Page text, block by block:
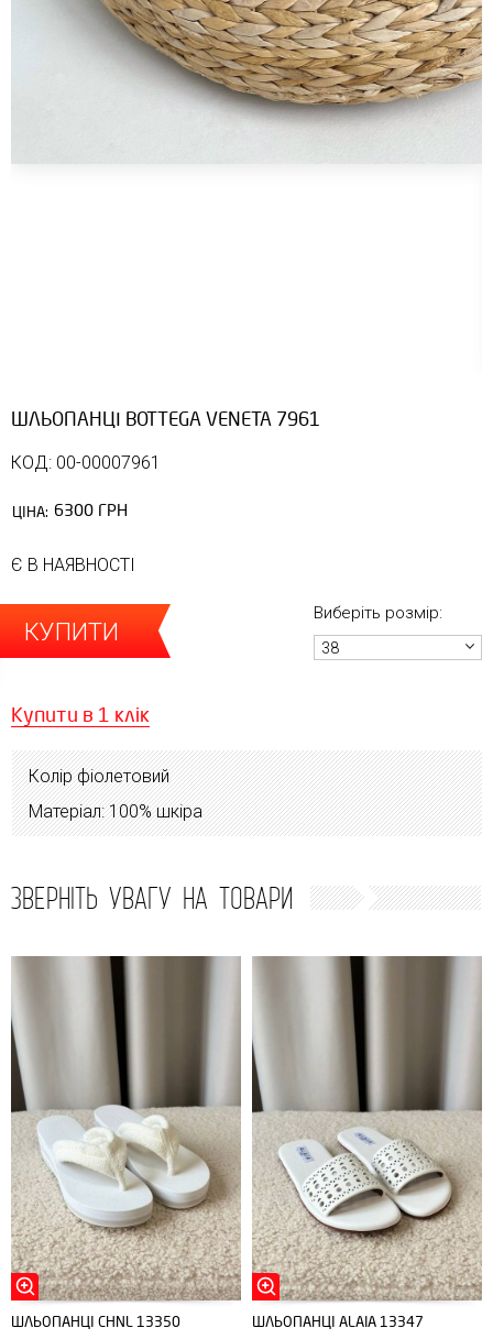
ШЛЬОПАНЦІ BOTTEGA VENETA 7961
КОД: 00-00007961
ЦІНА: 6300 ГРН
Є В НАЯВНОСТІ
КУПИТИ
Виберіть розмір:
38
Купити в 1 клік
Колір фіолетовий
Матеріал: 100% шкіра
ЗВЕРНІТЬ УВАГУ НА ТОВАРИ
ШЛЬОПАНЦІ CHNL 13350 ШЛЬОПАНЦІ ALAIA 13347